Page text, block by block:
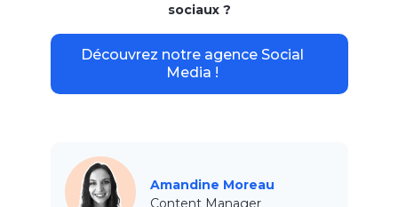
sociaux ?
Découvrez notre agence Social
Media !
Amandine Moreau
Content Manager